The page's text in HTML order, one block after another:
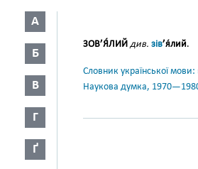
А
Б
В
Г
Ґ
ЗОВ’Я́ЛИЙ див. зів’я́лий.
Словник української
Наукова думка,